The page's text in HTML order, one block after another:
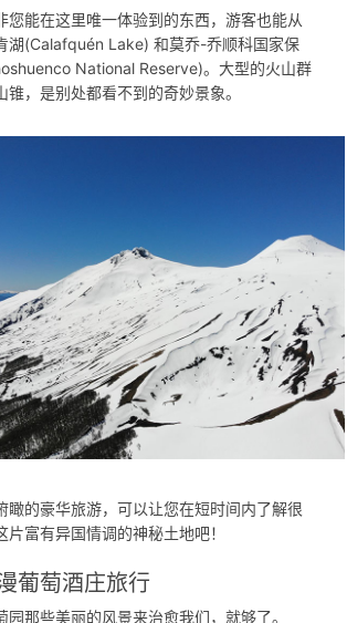
您能在这里唯一体验到的东西，游客也能从
湖(Calafquén Lake) 和莫乔-乔顺科国家保
National Reserve)。大型的火山群
，是别处都看不到的奇妙景象。
瞰的豪华旅游，可以让您在短时间内了解很
片富有异国情调的神秘土地吧！
葡萄酒庄旅行
园那些美丽的风景来治愈我们，就够了。